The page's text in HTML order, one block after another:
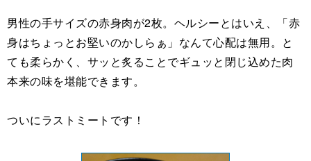
男性の手サイズの赤身肉が2枚。ヘルシーとはいえ、「赤
身はちょっとお堅いのかしらぁ」なんて心配は無用。と
ても柔らかく、サッと炙ることでギュッと閉じ込めた肉
本来の味を堪能できます。
ついにラストミートです！